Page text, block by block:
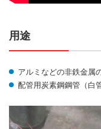
用途
アルミなどの非鉄金属
配管用炭素鋼鋼管（白